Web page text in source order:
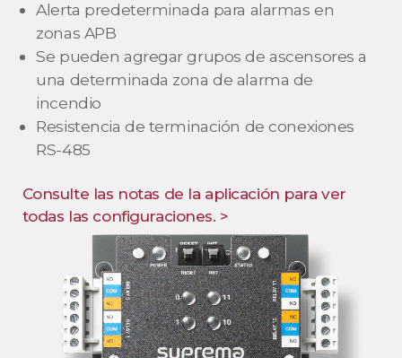
Alerta predeterminada para alarmas en
zonas APB
Se pueden agregar grupos de ascensores a
una determinada zona de alarma de
incendio
Resistencia de terminación de conexiones
RS-485
Consulte las notas de la aplicación para ver
todas las configuraciones. >